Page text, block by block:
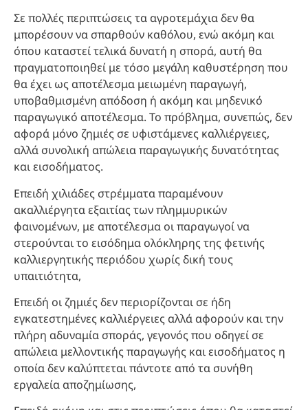
Σε πολλές περιπτώσεις τα αγροτεμάχια δεν θα
μπορέσουν να σπαρθούν καθόλου, ενώ ακόμη και
όπου καταστεί τελικά δυνατή η σπορά, αυτή θα
πραγματοποιηθεί με τόσο μεγάλη καθυστέρηση που
θα έχει ως αποτέλεσμα μειωμένη παραγωγή,
υποβαθμισμένη απόδοση ή ακόμη και μηδενικό
παραγωγικό αποτέλεσμα. Το πρόβλημα, συνεπώς, δεν
αφορά μόνο ζημιές σε υφιστάμενες καλλιέργειες,
αλλά συνολική απώλεια παραγωγικής δυνατότητας
και εισοδήματος.
Επειδή χιλιάδες στρέμματα παραμένουν
ακαλλιέργητα εξαιτίας των πλημμυρικών
φαινομένων, με αποτέλεσμα οι παραγωγοί να
στερούνται το εισόδημα ολόκληρης της φετινής
καλλιεργητικής περιόδου χωρίς δική τους
υπαιτιότητα,
Επειδή οι ζημιές δεν περιορίζονται σε ήδη
εγκατεστημένες καλλιέργειες αλλά αφορούν και την
πλήρη αδυναμία σποράς, γεγονός που οδηγεί σε
απώλεια μελλοντικής παραγωγής και εισοδήματος η
οποία δεν καλύπτεται πάντοτε από τα συνήθη
εργαλεία αποζημίωσης,